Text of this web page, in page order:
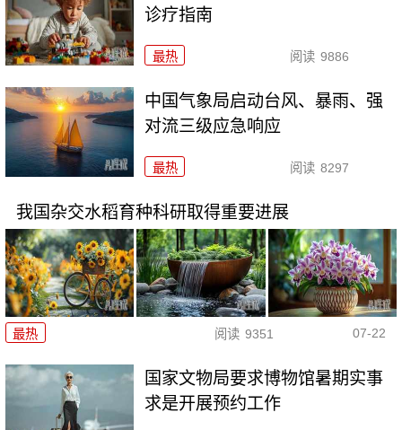
诊疗指南
最热 阅读 9886
中国气象局启动台风、暴雨、强
对流三级应急响应
最热 阅读 8297
我国杂交水稻育种科研取得重要进展
最热 阅读 9351 07-22
国家文物局要求博物馆暑期实事
求是开展预约工作